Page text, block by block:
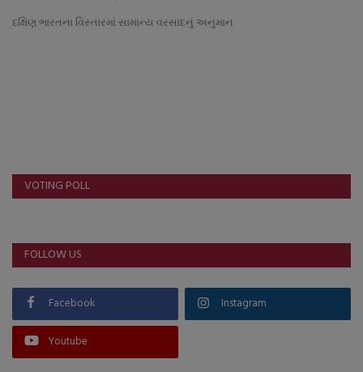
About Author
રાષ્ટ્રીય
જુનાગઢ
Support US
બજારના સમાચાર
દક્ષિણ ભારતના વિસ્તારમાં સામાન્ય વરસાદનું અનુમાન
VOTING POLL
FOLLOW US
Facebook Instagram
Youtube